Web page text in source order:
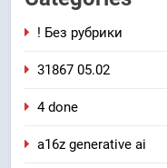
! Без рубрики
31867 05.02
4 done
a16z generative ai